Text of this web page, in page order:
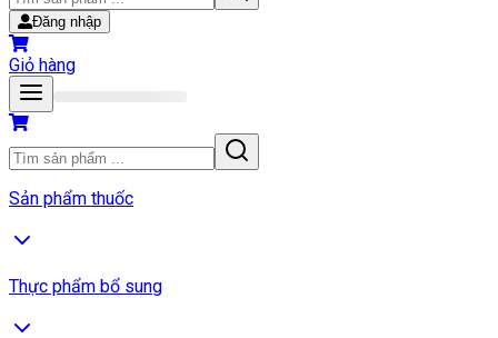
Đăng nhập
Giỏ hàng
Sản phẩm thuốc
Thực phẩm bổ sung